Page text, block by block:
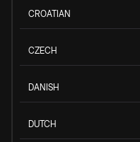
CROATIAN
CZECH
DANISH
DUTCH